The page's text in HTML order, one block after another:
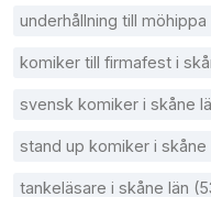
underhållning till
komiker till firmafest i
svensk komiker i skåne
stand up komiker i skåne
tankeläsare i skåne län